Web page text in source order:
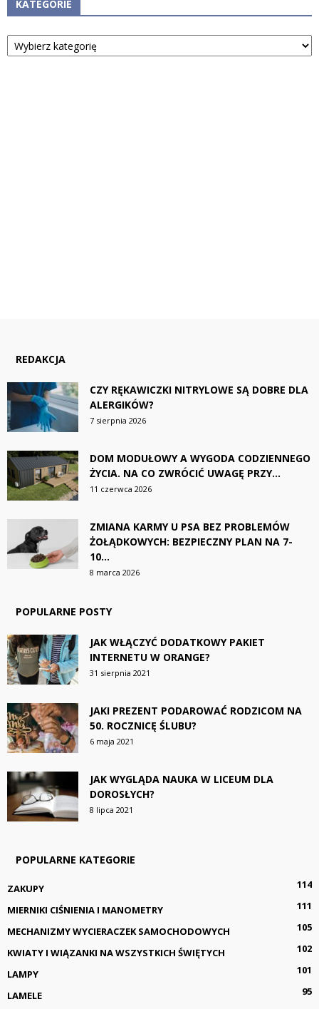
KATEGORIE
Kategorie
REDAKCJA
CZY RĘKAWICZKI NITRYLOWE SĄ DOBRE DLA
ALERGIKÓW?
7 sierpnia 2026
DOM MODUŁOWY A WYGODA CODZIENNEGO
ŻYCIA. NA CO ZWRÓCIĆ UWAGĘ PRZY...
11 czerwca 2026
ZMIANA KARMY U PSA BEZ PROBLEMÓW
ŻOŁĄDKOWYCH: BEZPIECZNY PLAN NA 7-
10...
8 marca 2026
POPULARNE POSTY
JAK WŁĄCZYĆ DODATKOWY PAKIET
INTERNETU W ORANGE?
31 sierpnia 2021
JAKI PREZENT PODAROWAĆ RODZICOM NA
50. ROCZNICĘ ŚLUBU?
6 maja 2021
JAK WYGLĄDA NAUKA W LICEUM DLA
DOROSŁYCH?
8 lipca 2021
POPULARNE KATEGORIE
ZAKUPY
114
MIERNIKI CIŚNIENIA I MANOMETRY
111
MECHANIZMY WYCIERACZEK SAMOCHODOWYCH
105
KWIATY I WIĄZANKI NA WSZYSTKICH ŚWIĘTYCH
102
LAMPY
101
LAMELE
95